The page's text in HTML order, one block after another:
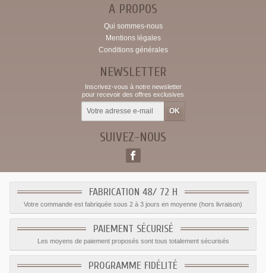
A PROPOS
Qui sommes-nous
Mentions légales
Conditions générales
NEWSLETTER
Inscrivez-vous à notre newsletter
pour recevoir des offres exclusives
SUIVEZ-NOUS
FABRICATION 48/ 72 H
Votre commande est fabriquée sous 2 à 3 jours en moyenne (hors livraison)
PAIEMENT SÉCURISÉ
Les moyens de paiement proposés sont tous totalement sécurisés
PROGRAMME FIDÉLITÉ